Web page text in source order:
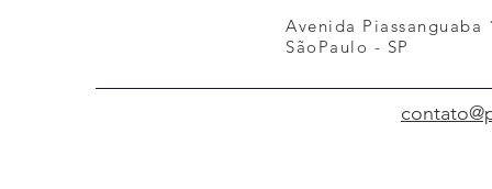
Avenida
SãoPaulo - SP